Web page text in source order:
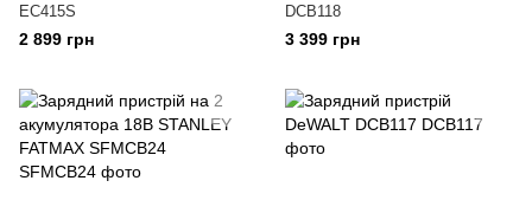
EC415S
2 899 грн
DCB118
3 399 грн